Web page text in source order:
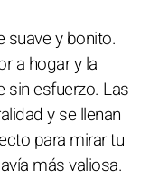
suave y bonito.
a hogar y la
esfuerzo. Las
y se llenan
para mirar tu
más valiosa.